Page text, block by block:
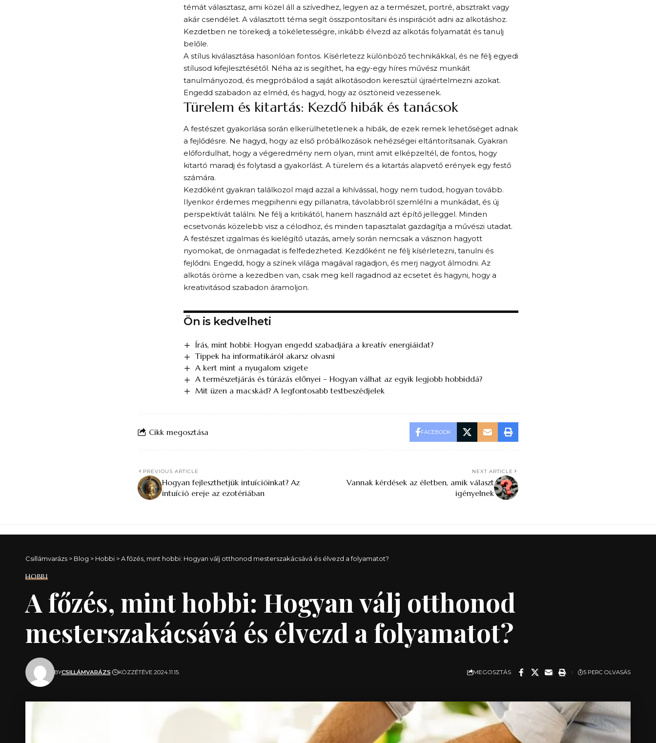
témát választasz, ami közel áll a szívedhez, legyen az a természet, portré, absztrakt vagy
akár csendélet. A választott téma segít összpontosítani és inspirációt adni az alkotáshoz.
Kezdetben ne törekedj a tökéletességre, inkább élvezd az alkotás folyamatát és tanulj
belőle.
A stílus kiválasztása hasonlóan fontos. Kísérletezz különböző technikákkal, és ne félj egyedi
stílusod kifejlesztésétől. Néha az is segíthet, ha egy-egy híres művész munkáit
tanulmányozod, és megpróbálod a saját alkotásodon keresztül újraértelmezni azokat.
Engedd szabadon az elméd, és hagyd, hogy az ösztöneid vezessenek.
Türelem és kitartás: Kezdő hibák és tanácsok
A festészet gyakorlása során elkerülhetetlenek a hibák, de ezek remek lehetőséget adnak
a fejlődésre. Ne hagyd, hogy az első próbálkozások nehézségei eltántorítsanak. Gyakran
előfordulhat, hogy a végeredmény nem olyan, mint amit elképzeltél, de fontos, hogy
kitartó maradj és folytasd a gyakorlást. A türelem és a kitartás alapvető erények egy festő
számára.
Kezdőként gyakran találkozol majd azzal a kihívással, hogy nem tudod, hogyan tovább.
Ilyenkor érdemes megpihenni egy pillanatra, távolabbról szemlélni a munkádat, és új
perspektívát találni. Ne félj a kritikától, hanem használd azt építő jelleggel. Minden
ecsetvonás közelebb visz a célodhoz, és minden tapasztalat gazdagítja a művészi utadat.
A festészet izgalmas és kielégítő utazás, amely során nemcsak a vásznon hagyott
nyomokat, de önmagadat is felfedezheted. Kezdőként ne félj kísérletezni, tanulni és
fejlődni. Engedd, hogy a színek világa magával ragadjon, és merj nagyot álmodni. Az
alkotás öröme a kezedben van, csak meg kell ragadnod az ecsetet és hagyni, hogy a
kreativitásod szabadon áramoljon.
Ön is kedvelheti
Írás, mint hobbi: Hogyan engedd szabadjára a kreatív energiáidat?
Tippek ha informatikáról akarsz olvasni
A kert mint a nyugalom szigete
A természetjárás és túrázás előnyei – Hogyan válhat az egyik legjobb hobbiddá?
Mit üzen a macskád? A legfontosabb testbeszédjelek
Cikk megosztása FACEBOOK
PREVIOUS ARTICLE
Hogyan fejleszthetjük intuícióinkat? Az
intuíció ereje az ezotériában
NEXT ARTICLE
Vannak kérdések az életben, amik választ
igényelnek
Csillámvarázs > Blog > Hobbi >A főzés, mint hobbi: Hogyan válj otthonod mesterszakácsává és élvezd a folyamatot?
HOBBI
A főzés, mint hobbi: Hogyan válj otthonod
mesterszakácsává és élvezd a folyamatot?
BYCSILLÁMVARÁZS KÖZZÉTÉVE 2024.11.15. MEGOSZTÁS 5 PERC OLVASÁS